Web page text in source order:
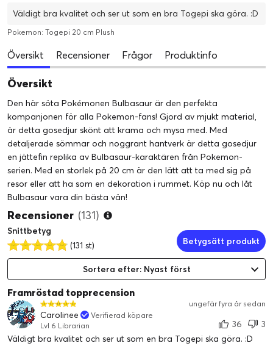
Väldigt bra kvalitet och ser ut som en bra Togepi ska göra. :D
Pokemon: Togepi 20 cm Plush
Översikt Recensioner Frågor Produktinfo
Översikt
Den här söta Pokémonen Bulbasaur är den perfekta
kompanjonen för alla Pokemon-fans! Gjord av mjukt material,
är detta gosedjur skönt att krama och mysa med. Med
detaljerade sömmar och noggrant hantverk är detta gosedjur
en jättefin replika av Bulbasaur-karaktären från Pokemon-
serien. Med en storlek på 20 cm är den lätt att ta med sig på
resor eller att ha som en dekoration i rummet. Köp nu och låt
Bulbasaur vara din bästa vän!
Recensioner (131)
Snittbetyg
(131 st)
Betygsätt produkt
Sortera efter: Nyast först
Framröstad topprecension
ungefär fyra år sedan
Carolinee
Verifierad köpare
Lvl 6 Librarian
36
3
Väldigt bra kvalitet och ser ut som en bra Togepi ska göra. :D